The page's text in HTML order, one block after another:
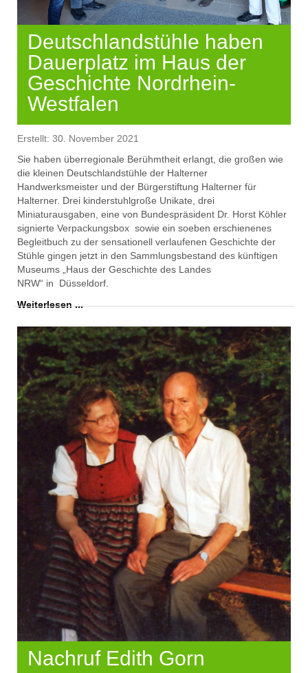
Deutschlandstühle haben
Dauerplatz im Haus der
Geschichte Nordrhein-
Westfalen
Erstellt: 30. November 2021
Sie haben überregionale Berühmtheit erlangt, die großen wie
die kleinen Deutschlandstühle der Halterner
Handwerksmeister und der Bürgerstiftung Halterner für
Halterner. Drei kinderstuhlgroße Unikate , drei
Miniaturausgaben , eine von Bundespräsident Dr. Horst Köhler
signierte Verpackungsbox sowie ein soeben erschienenes
Begleitbuch zu der sensationell verlaufenen Geschichte der
Stühle gingen jetzt in den Sammlungsbestand des künftigen
Museums
Haus der Geschichte des Landes
NRW“ in
Düsseldorf.
Weiterlesen ...
Nachruf Edith Gorn